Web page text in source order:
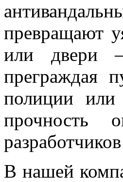
превращают
или двери
преграждая
полиции или
прочность
В нашей